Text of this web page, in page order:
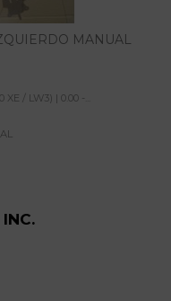
MANUAL
/ LW3) | 0.00 -...